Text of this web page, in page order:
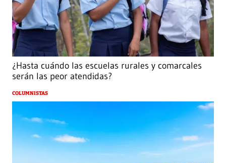
¿Hasta cuándo las escuelas rurales y comarcales
serán las peor atendidas?
COLUMNISTAS